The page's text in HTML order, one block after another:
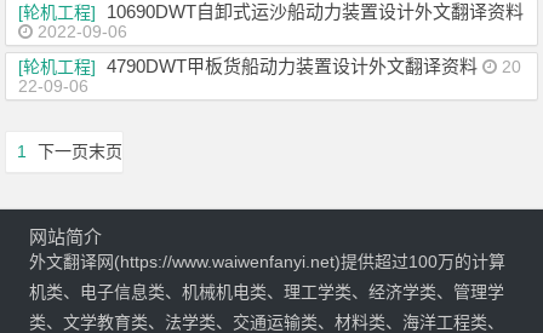
[轮机工程]
10690DWT自卸式运沙船动力装置设计外文翻译资料
2022-09-06
[轮机工程]
4790DWT甲板货船动力装置设计外文翻译资料
20
22-09-06
1 下一页末页
网站简介
外文翻译网(https://www.waiwenfanyi.net)提供超过100万的计算
机类、电子信息类、机械机电类、理工学类、经济学类、管理学
类、文学教育类、法学类、交通运输类、材料类、海洋工程类、